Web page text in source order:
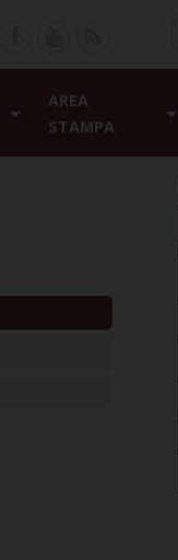
AREA
STAMPA